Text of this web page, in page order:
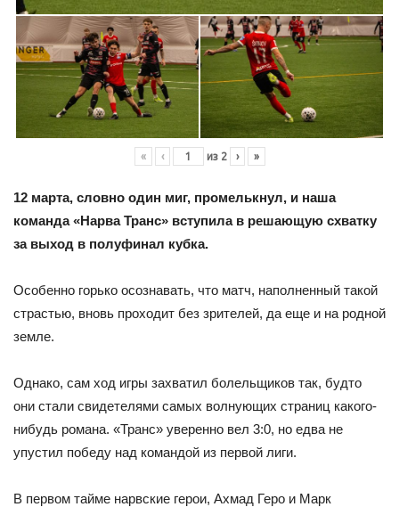
« ‹ из 2 › »
12 марта, словно один миг, промелькнул, и наша
команда «Нарва Транс» вступила в решающую схватку
за выход в полуфинал кубка.
Особенно горько осознавать, что матч, наполненный такой
страстью, вновь проходит без зрителей, да еще и на родной
земле.
Однако, сам ход игры захватил болельщиков так, будто
они стали свидетелями самых волнующих страниц какого-
нибудь романа. «Транс» уверенно вел 3:0, но едва не
упустил победу над командой из первой лиги.
В первом тайме нарвские герои, Ахмад Геро и Марк